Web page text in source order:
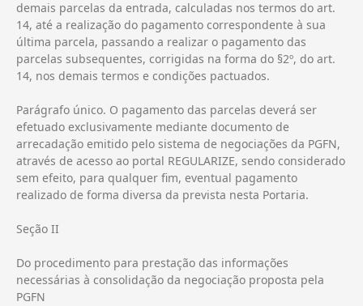
demais parcelas da entrada, calculadas nos termos do art.
14, até a realização do pagamento correspondente à sua
última parcela, passando a realizar o pagamento das
parcelas subsequentes, corrigidas na forma do §2º, do art.
14, nos demais termos e condições pactuados.
Parágrafo único. O pagamento das parcelas deverá ser
efetuado exclusivamente mediante documento de
arrecadação emitido pelo sistema de negociações da PGFN,
através de acesso ao portal REGULARIZE, sendo considerado
sem efeito, para qualquer fim, eventual pagamento
realizado de forma diversa da prevista nesta Portaria.
Seção II
Do procedimento para prestação das informações
necessárias à consolidação da negociação proposta pela
PGFN